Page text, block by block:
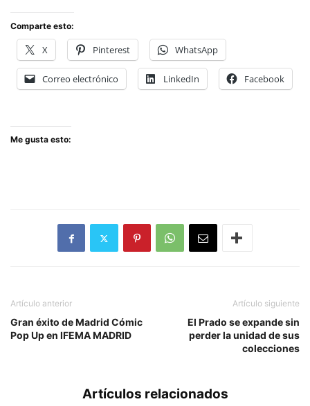
Comparte esto:
X Pinterest WhatsApp
Correo electrónico LinkedIn Facebook
Me gusta esto:
Artículo anterior
Gran éxito de Madrid Cómic
Pop Up en IFEMA MADRID
Artículo siguiente
El Prado se expande sin
perder la unidad de sus
colecciones
Artículos relacionados